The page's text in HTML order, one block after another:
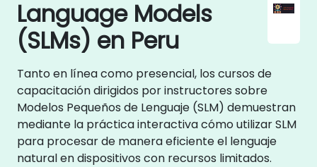
Language Models
(SLMs) en Peru
Tanto en línea como presencial, los cursos de
capacitación dirigidos por instructores sobre
Modelos Pequeños de Lenguaje (SLM) demuestran
mediante la práctica interactiva cómo utilizar SLM
para procesar de manera eficiente el lenguaje
natural en dispositivos con recursos limitados.